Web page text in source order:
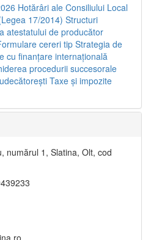
Hotărâri ale Consiliului Local
17/2014) Structuri
atestatului de producător
cereri tipStrategia de
cu finanţare internaţională
procedurii succesorale
Taxe şi impozite
numărul 1, Slatina, Olt, cod